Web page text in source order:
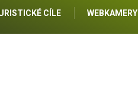
CÍLE WEBKAMERY